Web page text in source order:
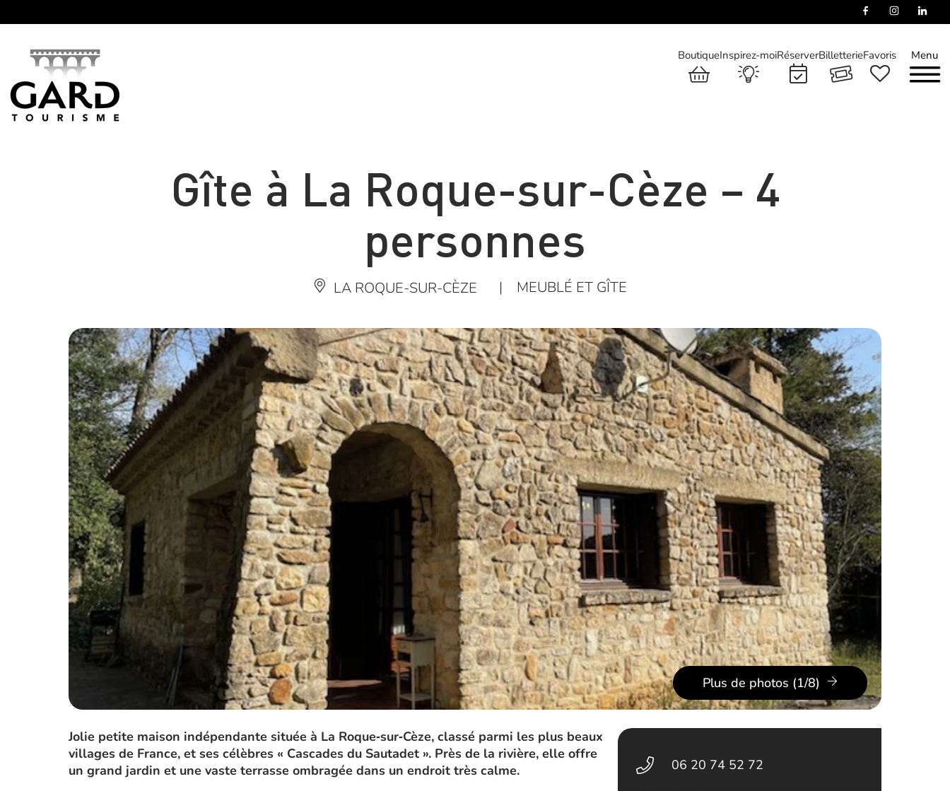
Menu
BoutiqueInspirez-moiRéserverBilletterieFavoris
Gîte à La Roque-sur-Cèze – 4
personnes
LA ROQUE-SUR-CÈZE | MEUBLÉ ET GÎTE
Plus de photos (1/8)
Jolie petite maison indépendante située à La Roque‑sur‑Cèze, classé parmi les plus beaux
villages de France, et ses célèbres « Cascades du Sautadet ». Près de la rivière, elle offre
un grand jardin et une vaste terrasse ombragée dans un endroit très calme.
06 20 74 52 72